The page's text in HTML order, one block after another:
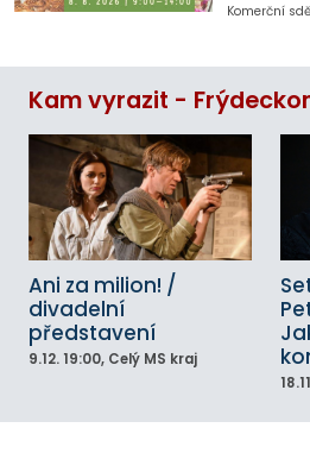
Komerční
Kam vyrazit -
Ani za milion! /
divadelní
představení
9.12. 19:00, Celý MS kraj